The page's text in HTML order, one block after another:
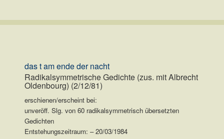
das t am ende der nacht
Radikalsymmetrische Gedichte (zus. mit Albrecht
Oldenbourg) (2/12/81)
erschienen/erscheint bei:
unveröff. Slg. von 60 radikalsymmetrisch übersetzten
Gedichten
Entstehungszeitraum: – 20/03/1984